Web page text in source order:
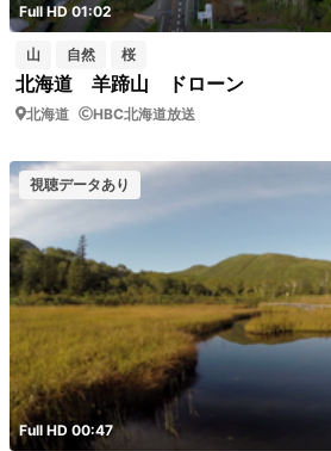
Full HD 01:02
山 自然 桜
北海道 羊蹄山 ドローン
北海道 HBC北海道放送
視聴データあり
Full HD 00:47